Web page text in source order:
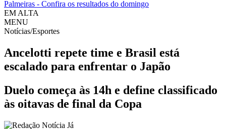
Palmeiras - Confira os resultados do domingo
EM ALTA
MENU
Notícias/Esportes
Ancelotti repete time e Brasil está
escalado para enfrentar o Japão
Duelo começa às 14h e define classificado
às oitavas de final da Copa